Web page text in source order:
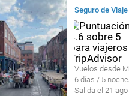
Seguro de
Vuelos desde
6 días / 5
Salida el 21